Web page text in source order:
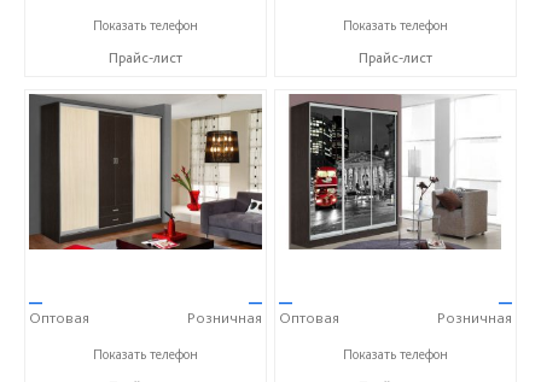
+7 (4722) 40-24-31
Показать телефон
Прайс-лист
+7 (4722) 40-24-31
Показать телефон
Прайс-лист
—
Оптовая
—
Розничная
+7 (4722) 40-24-31
Показать телефон
—
Оптовая
—
Розничная
+7 (4722) 40-24-31
Показать телефон